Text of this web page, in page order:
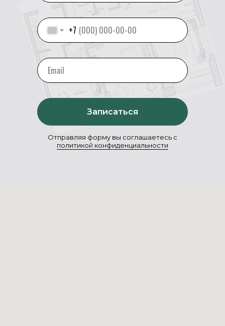
+7
Записаться
Отправляя форму вы соглашаетесь с
политикой конфиденциальности